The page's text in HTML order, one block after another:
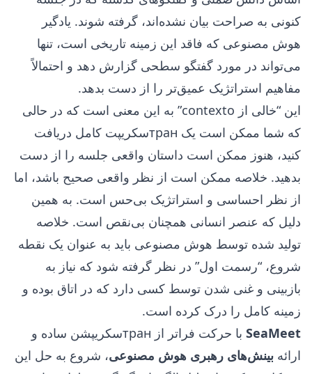
کنونی به صراحت بیان نشده‌اند، گرفته شوند. یادگیر
هوش مصنوعی که فاقد این زمینه تاریخی است، تنها
می‌تواند در مورد گفتگو سطحی گزارش دهد و احتمالاً
مفاهیم استراتژیک عمیق‌تر را از دست بدهد.
این “خالی از contexto” به این معنی است که در حالی
که شما ممکن است یک транسکریپت کامل دریافت
کنید، هنوز ممکن است داستان واقعی جلسه را از دست
بدهید. خلاصه ممکن است از نظر واقعی صحیح باشد، اما
از نظر احساسی و استراتژیک بی‌حس است. به همین
دلیل که عنصر انسانی همچنان بی‌نقص است. خلاصه
تولید شده توسط هوش مصنوعی باید به عنوان یک نقطه
شروع، “رسمت اول” در نظر گرفته شود که نیاز به
بازبینی و غنی شدن توسط کسی دارد که در اتاق بوده و
زمینه کامل را درک کرده است.
SeaMeet
با حرکت فراتر از транسکریپشن ساده و
ارائه بینش‌های رهبری هوش مصنوعی، شروع به حل این